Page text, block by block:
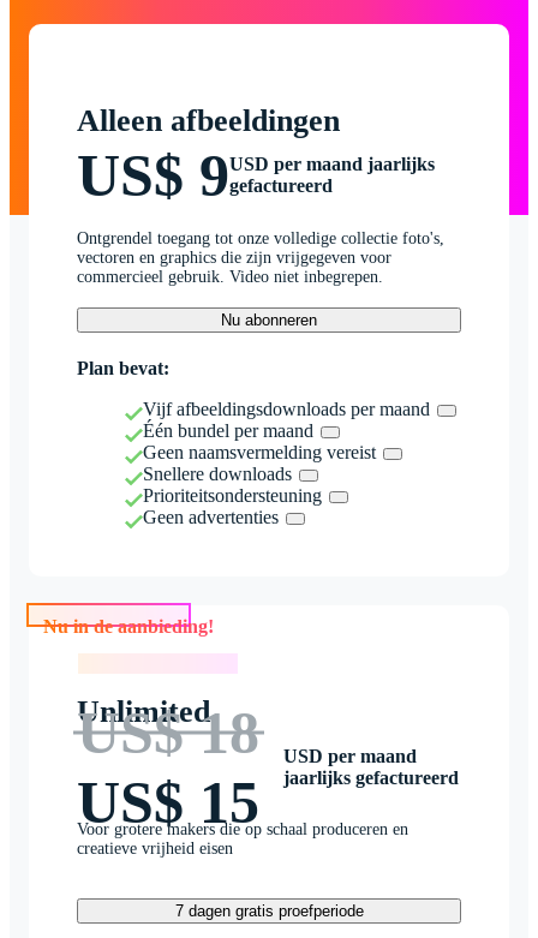
Alleen afbeeldingen
US$ 9USD per maand jaarlijks
gefactureerd
Ontgrendel toegang tot onze volledige collectie foto's,
vectoren en graphics die zijn vrijgegeven voor
commercieel gebruik. Video niet inbegrepen.
Nu abonneren
Plan bevat:
Vijf afbeeldingsdownloads per maand
Één bundel per maand
Geen naamsvermelding vereist
Snellere downloads
Prioriteitsondersteuning
Geen advertenties
Nu in de aanbieding!
Unlimited
US$ 18
US$ 15
USD per maand
jaarlijks gefactureerd
Voor grotere makers die op schaal produceren en
creatieve vrijheid eisen
7 dagen gratis proefperiode